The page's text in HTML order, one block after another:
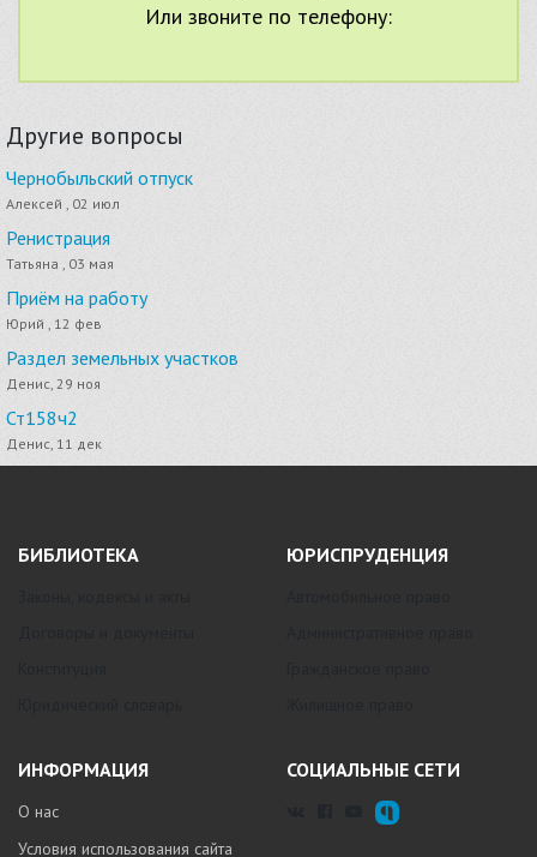
Или звоните по телефону:
Другие вопросы
Чернобыльский отпуск
Алексей , 02 июл
Ренистрация
Татьяна , 03 мая
Приём на работу
Юрий , 12 фев
Раздел земельных участков
Денис, 29 ноя
Ст158ч2
Денис, 11 дек
БИБЛИОТЕКА ЮРИСПРУДЕНЦИЯ
ИНФОРМАЦИЯ
О нас
Условия использования сайта
СОЦИАЛЬНЫЕ СЕТИ